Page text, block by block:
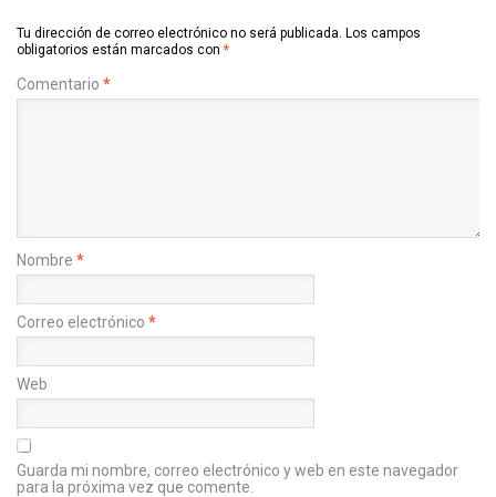
Tu dirección de correo electrónico no será publicada. Los campos
obligatorios están marcados con *
Comentario *
Nombre *
Correo electrónico *
Web
Guarda mi nombre, correo electrónico y web en este navegador
para la próxima vez que comente.